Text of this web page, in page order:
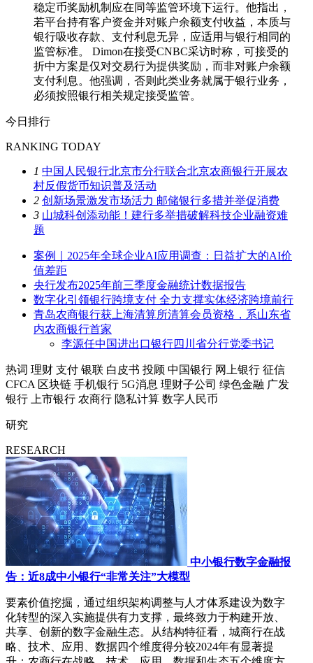
稳定币奖励机制应在同等监管环境下运行。他指出，
若平台持有客户资金并对账户余额支付收益，本质与
银行吸收存款、支付利息无异，应适用与银行相同的
监管标准。 Dimon在接受CNBC采访时称，可接受的
折中方案是仅对交易行为提供奖励，而非对账户余额
支付利息。他强调，否则此类业务就属于银行业务，
必须按照银行相关规定接受监管。
今日排行
RANKING TODAY
1 中国人民银行北京市分行联合北京农商银行开展农
村反假货币知识普及活动
2 创新场景激发市场活力 邮储银行多措并举促消费
3 山城科创添动能！建行多举措破解科技企业融资难
题
案例｜2025年全球企业AI应用调查：日益扩大的AI价
值差距
央行发布2025年前三季度金融统计数据报告
数字化引领银行跨境支付 全力支撑实体经济跨境前行
青岛农商银行获上海清算所清算会员资格，系山东省
内农商银行首家
李源任中国进出口银行四川省分行党委书记
热词 理财 支付 银联 白皮书 投顾 中国银行 网上银行 征信
CFCA 区块链 手机银行 5G消息 理财子公司 绿色金融 广发
银行
上市银行 农商行 隐私计算 数字人民币
研究
RESEARCH
中小银行数字金融报
告：近8成中小银行“非常关注”大模型
要素价值挖掘，通过组织架构调整与人才体系建设为数字
化转型的深入实施提供有力支撑，最终致力于构建开放、
共享、创新的数字金融生态。从结构特征看，城商行在战
略、技术、应用、数据四个维度得分较2024年有显著提